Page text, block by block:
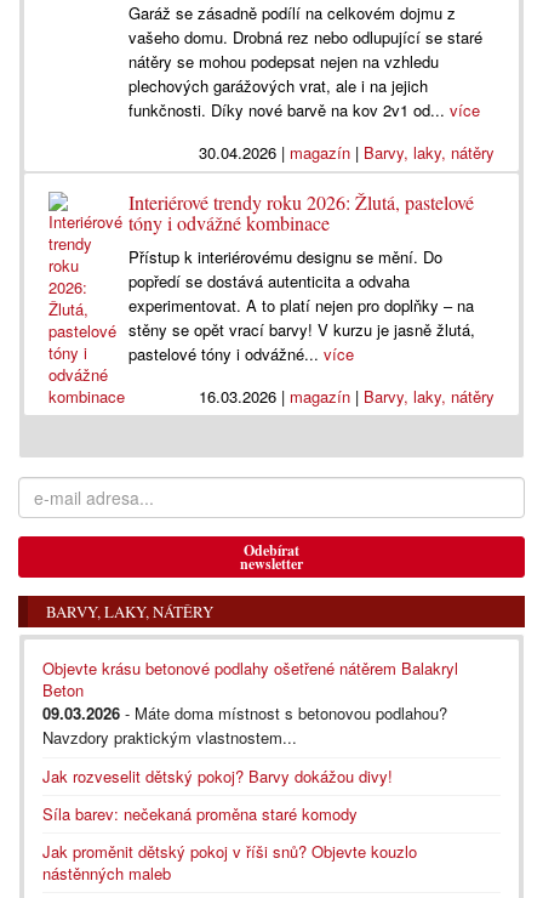
Garáž se zásadně podílí na celkovém dojmu z
vašeho domu. Drobná rez nebo odlupující se staré
nátěry se mohou podepsat nejen na vzhledu
plechových garážových vrat, ale i na jejich
funkčnosti. Díky nové barvě na kov 2v1 od...více
30.04.2026| magazín| Barvy, laky, nátěry
Interiérové trendy roku 2026: Žlutá, pastelové
tóny i odvážné kombinace
Přístup k interiérovému designu se mění. Do
popředí se dostává autenticita a odvaha
experimentovat. A to platí nejen pro doplňky – na
stěny se opět vrací barvy! V kurzu je jasně žlutá,
pastelové tóny i odvážné...více
16.03.2026| magazín| Barvy, laky, nátěry
Odebírat
newsletter
BARVY, LAKY, NÁTĚRY
Objevte krásu betonové podlahy ošetřené nátěrem Balakryl
Beton
09.03.2026 - Máte doma místnost s betonovou podlahou?
Navzdory praktickým vlastnostem...
Jak rozveselit dětský pokoj? Barvy dokážou divy!
Síla barev: nečekaná proměna staré komody
Jak proměnit dětský pokoj v říši snů? Objevte kouzlo
nástěnných maleb